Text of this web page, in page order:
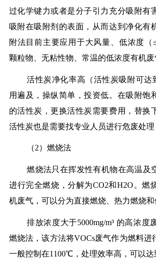
过化学键力或者是分子引力充分吸附有
吸附在吸附剂的表面，从而达到净化有
附法目前主要应用于大风量、低浓度（
颗粒物、无粘性物、常温的低浓度有机废
活性炭净化率高（活性炭吸附可达
用遍及，操纵简单，投资低。在吸附饱
的活性炭，更换活性炭需要费用，替换
活性炭也是需要找专业人员进行危废处理
（2）燃烧法
燃烧法只在挥发性有机物在高温及
进行完全燃烧，分解为CO2和H2O。燃
机废气，可以分为直接燃烧、热力燃烧和
排放浓度大于5000mg/m³ 的高浓度
燃烧法，该方法将VOCs废气作为燃料进
一般控制在1100℃，处理效率高，可以达